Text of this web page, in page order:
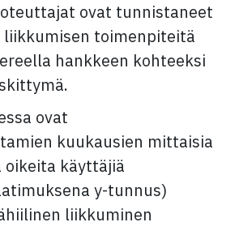
ovat tunnistaneet
liikkumisen toimenpiteitä
hankkeen kohteeksi
ovat
kuukausien mittaisia
oikeita käyttäjiä
y-tunnus)
liikkuminen